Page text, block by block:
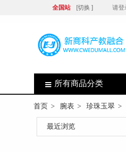
全国站 [切换 ] 请登
所有商品分类
首页 > 腕表 > 珍珠玉翠 >
最近浏览